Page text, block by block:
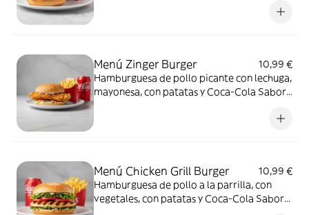
Menú Zinger Burger
10,99 €
Hamburguesa de pollo picante con lechuga,
mayonesa, con patatas y Coca-Cola Sabor
Menú Chicken Grill Burger
10,99 €
Hamburguesa de pollo a la parrilla, con
vegetales, con patatas y Coca-Cola Sabor